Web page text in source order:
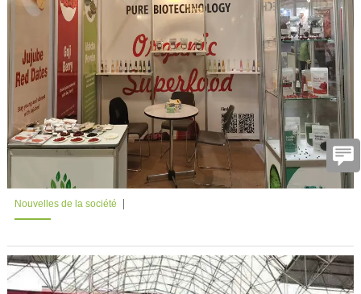
Nouvelles de la société